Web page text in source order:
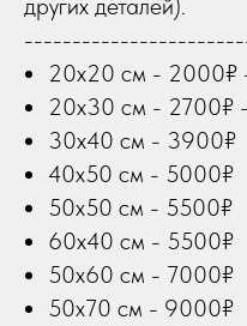
20х20 см - 2000₽
20х30 см - 2700₽
30х40 см - 3900₽
40х50 см - 5000₽
50х50 см - 5500₽
60х40 см - 5500₽
50х60 см - 7000₽
50х70 см - 9000₽